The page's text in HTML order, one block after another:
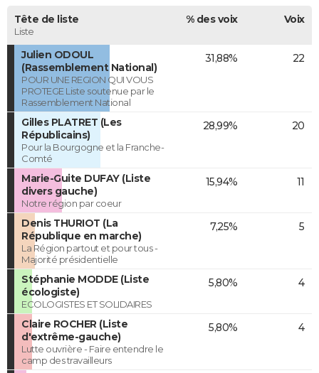
Tête de liste
Liste
% des voix Voix
Julien ODOUL
(Rassemblement National)
POUR UNE REGION QUI VOUS
PROTEGE Liste soutenue par le
Rassemblement National
31,88% 22
Gilles PLATRET (Les
Républicains)
Pour la Bourgogne et la Franche-
Comté
28,99% 20
Marie-Guite DUFAY (Liste
divers gauche)
Notre région par coeur
15,94% 11
Denis THURIOT (La
République en marche)
La Région partout et pour tous -
Majorité présidentielle
7,25% 5
Stéphanie MODDE (Liste
écologiste)
ECOLOGISTES ET SOLIDAIRES
5,80% 4
Claire ROCHER (Liste
d'extrême-gauche)
Lutte ouvrière - Faire entendre le
camp des travailleurs
5,80% 4